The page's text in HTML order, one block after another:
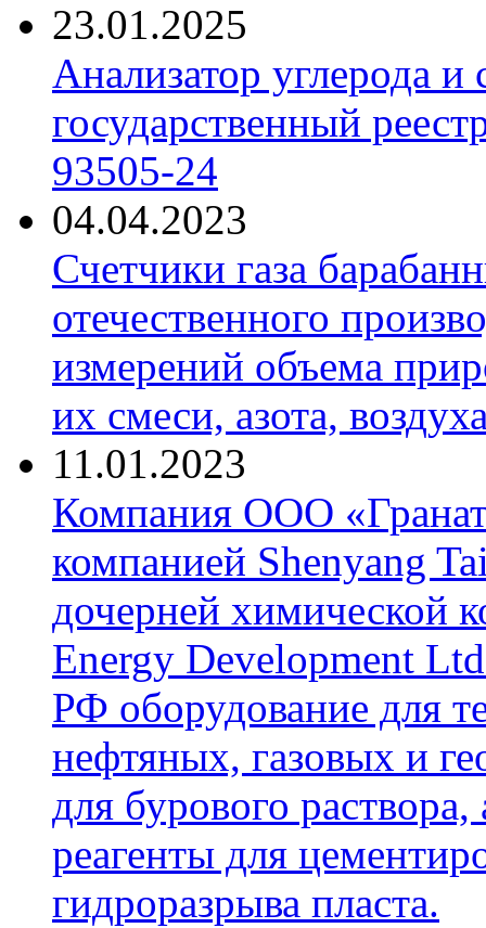
23.01.2025
Анализатор углерода
государственный
93505-24
04.04.2023
Счетчики газа
отечественного
измерений объема
их смеси, азота,
11.01.2023
Компания ООО
компанией Shenyang
дочерней химической
Energy Development
РФ оборудование для
нефтяных, газовых и
для бурового
реагенты для
гидроразрыва пласта.